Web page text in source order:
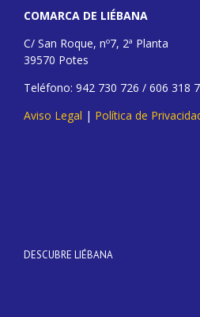
COMARCA DE LIÉBANA
C/ San Roque, nº7, 2ª Planta
39570 Potes
Teléfono: 942 730 726 / 606 318
Aviso Legal | Política de
DESCUBRE LIÉBANA